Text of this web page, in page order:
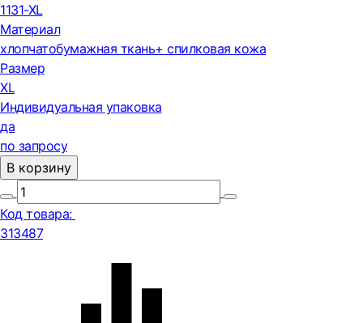
1131-XL
Материал
хлопчатобумажная ткань+ спилковая кожа
Размер
XL
Индивидуальная упаковка
да
по запросу
В корзину
Код товара:
313487